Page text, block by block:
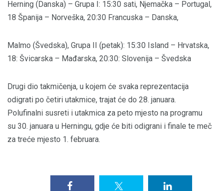
Herning (Danska) – Grupa I: 15:30 sati, Njemačka – Portugal,
18 Španija – Norveška, 20:30 Francuska – Danska,
Malmo (Švedska), Grupa II (petak): 15:30 Island – Hrvatska,
18: Švicarska – Mađarska, 20:30: Slovenija – Švedska
Drugi dio takmičenja, u kojem će svaka reprezentacija
odigrati po četiri utakmice, trajat će do 28. januara.
Polufinalni susreti i utakmica za peto mjesto na programu
su 30. januara u Herningu, gdje će biti odigrani i finale te meč
za treće mjesto 1. februara.